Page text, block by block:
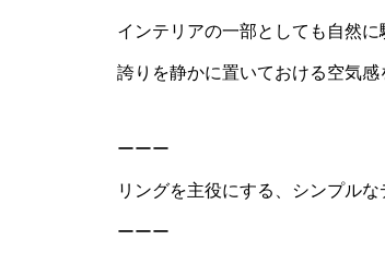
インテリアの一部としても自然に
誇りを静かに置いておける空気感
ーーー
リングを主役にする、シンプル
ーーー